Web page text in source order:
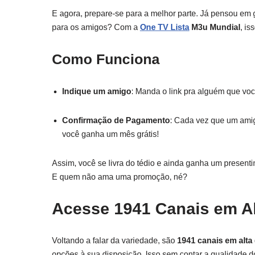
E agora, prepare-se para a melhor parte. Já pensou
para os amigos? Com a One TV Lista M3u Mundial ,
Como Funciona
Indique um amigo: Manda o link pra alguém que
Confirmação de Pagamento: Cada vez que um
você ganha um mês grátis!
Assim, você se livra do tédio e ainda ganha um
E quem não ama uma promoção, né?
Acesse 1941 Canais em
Voltando a falar da variedade, são 1941 canais em